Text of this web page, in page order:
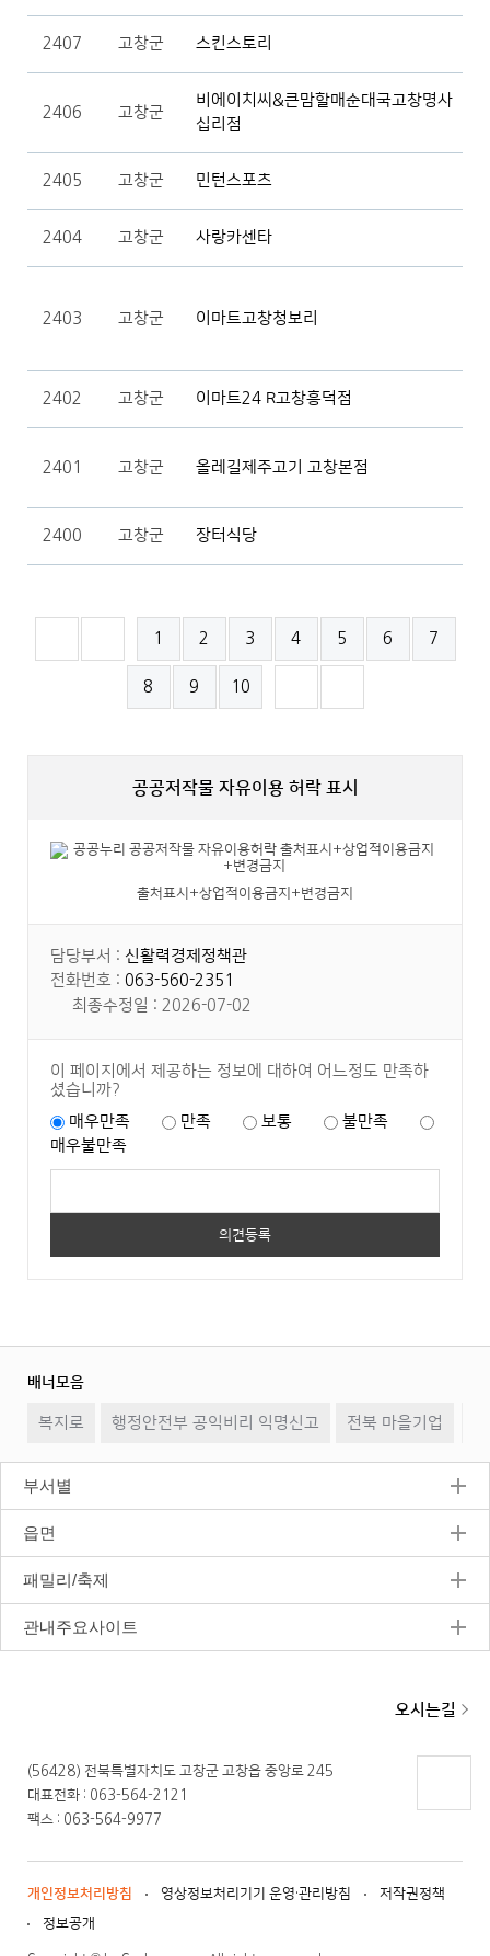
2407 고창군 스킨스토리
2406 고창군
비에이치씨&큰맘할매순대국고창명사
십리점
2405 고창군 민턴스포츠
2404 고창군 사랑카센타
2403 고창군 이마트고창청보리
2402 고창군 이마트24 R고창흥덕점
2401 고창군 올레길제주고기 고창본점
2400 고창군 장터식당
1 2 3 4 5 6 7
8 9
10
페이
이지
공공저작물 자유이용 허락 표시
출처표시+상업적이용금지+변경금지
담당부서 : 신활력경제정책관
전화번호 : 063-560-2351
최종수정일 : 2026-07-02
이 페이지에서 제공하는 정보에 대하여 어느정도 만족하
셨습니까?
매우만족
만족 보통
불만족
매우불만족
배너모음
전
시
지
복지로 행정안전부 공익비리 익명신고 전북 마을기업
부서별
읍면
패밀리/축제
관내주요사이트
(56428) 전북특별자치도 고창군 고창읍 중앙로 245
대표전화 : 063-564-2121
팩스 : 063-564-9977
개인정보처리방침 영상정보처리기기 운영·관리방침
저작권정책
정보공개
오시는길